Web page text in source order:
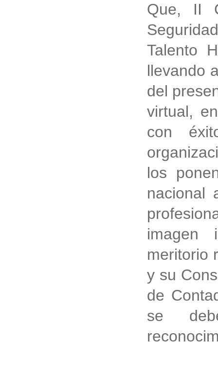
Que, II
Talento
llevando
del
virtual,
con
los
nacional
imagen
meritorio
y su
de
se